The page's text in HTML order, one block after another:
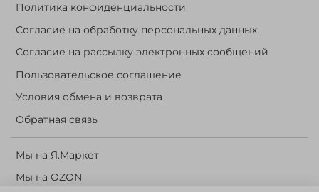
Политика конфиденциальности
Согласие на обработку персональных данных
Согласие на рассылку электронных сообщений
Пользовательское соглашение
Условия обмена и возврата
Обратная связь
Мы на Я.Маркет
Мы на OZON